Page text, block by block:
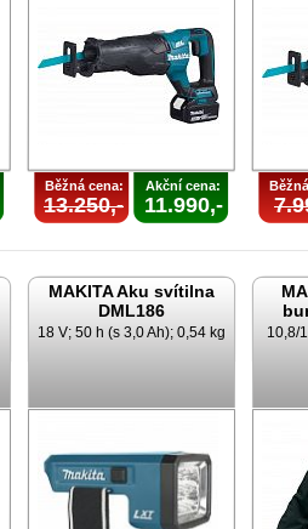
Běžná cena:
13.250,-
Akční cena:
11.990,-
MAKITA Aku svítilna
DML186
18 V; 50 h (s 3,0 Ah); 0,54 kg 10,8/